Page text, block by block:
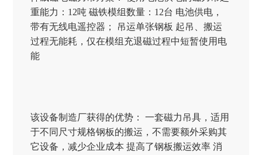
重能力：12吨 磁铁模组数量：12台 电池供电，
带有无线电遥控器； 吊运单张钢板 起吊、搬运
过程无能耗，仅在模组充退磁过程中短暂使用电
能
该设备制造厂获得的优势： 一套磁力吊具，适用
于不同尺寸规格钢板的搬运，不需要额外采购其
它设备，减少企业成本 提高了钢板搬运效率 消